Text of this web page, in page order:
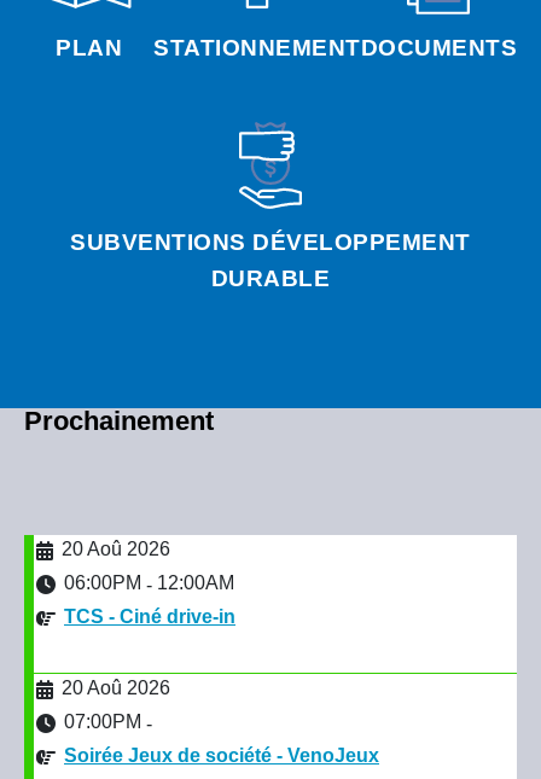
PLAN STATIONNEMENTDOCUMENTS
SUBVENTIONS DÉVELOPPEMENT
DURABLE
Prochainement
20 Aoû 2026
06:00PM - 12:00AM
TCS - Ciné drive-in
20 Aoû 2026
07:00PM -
Soirée Jeux de société - VenoJeux